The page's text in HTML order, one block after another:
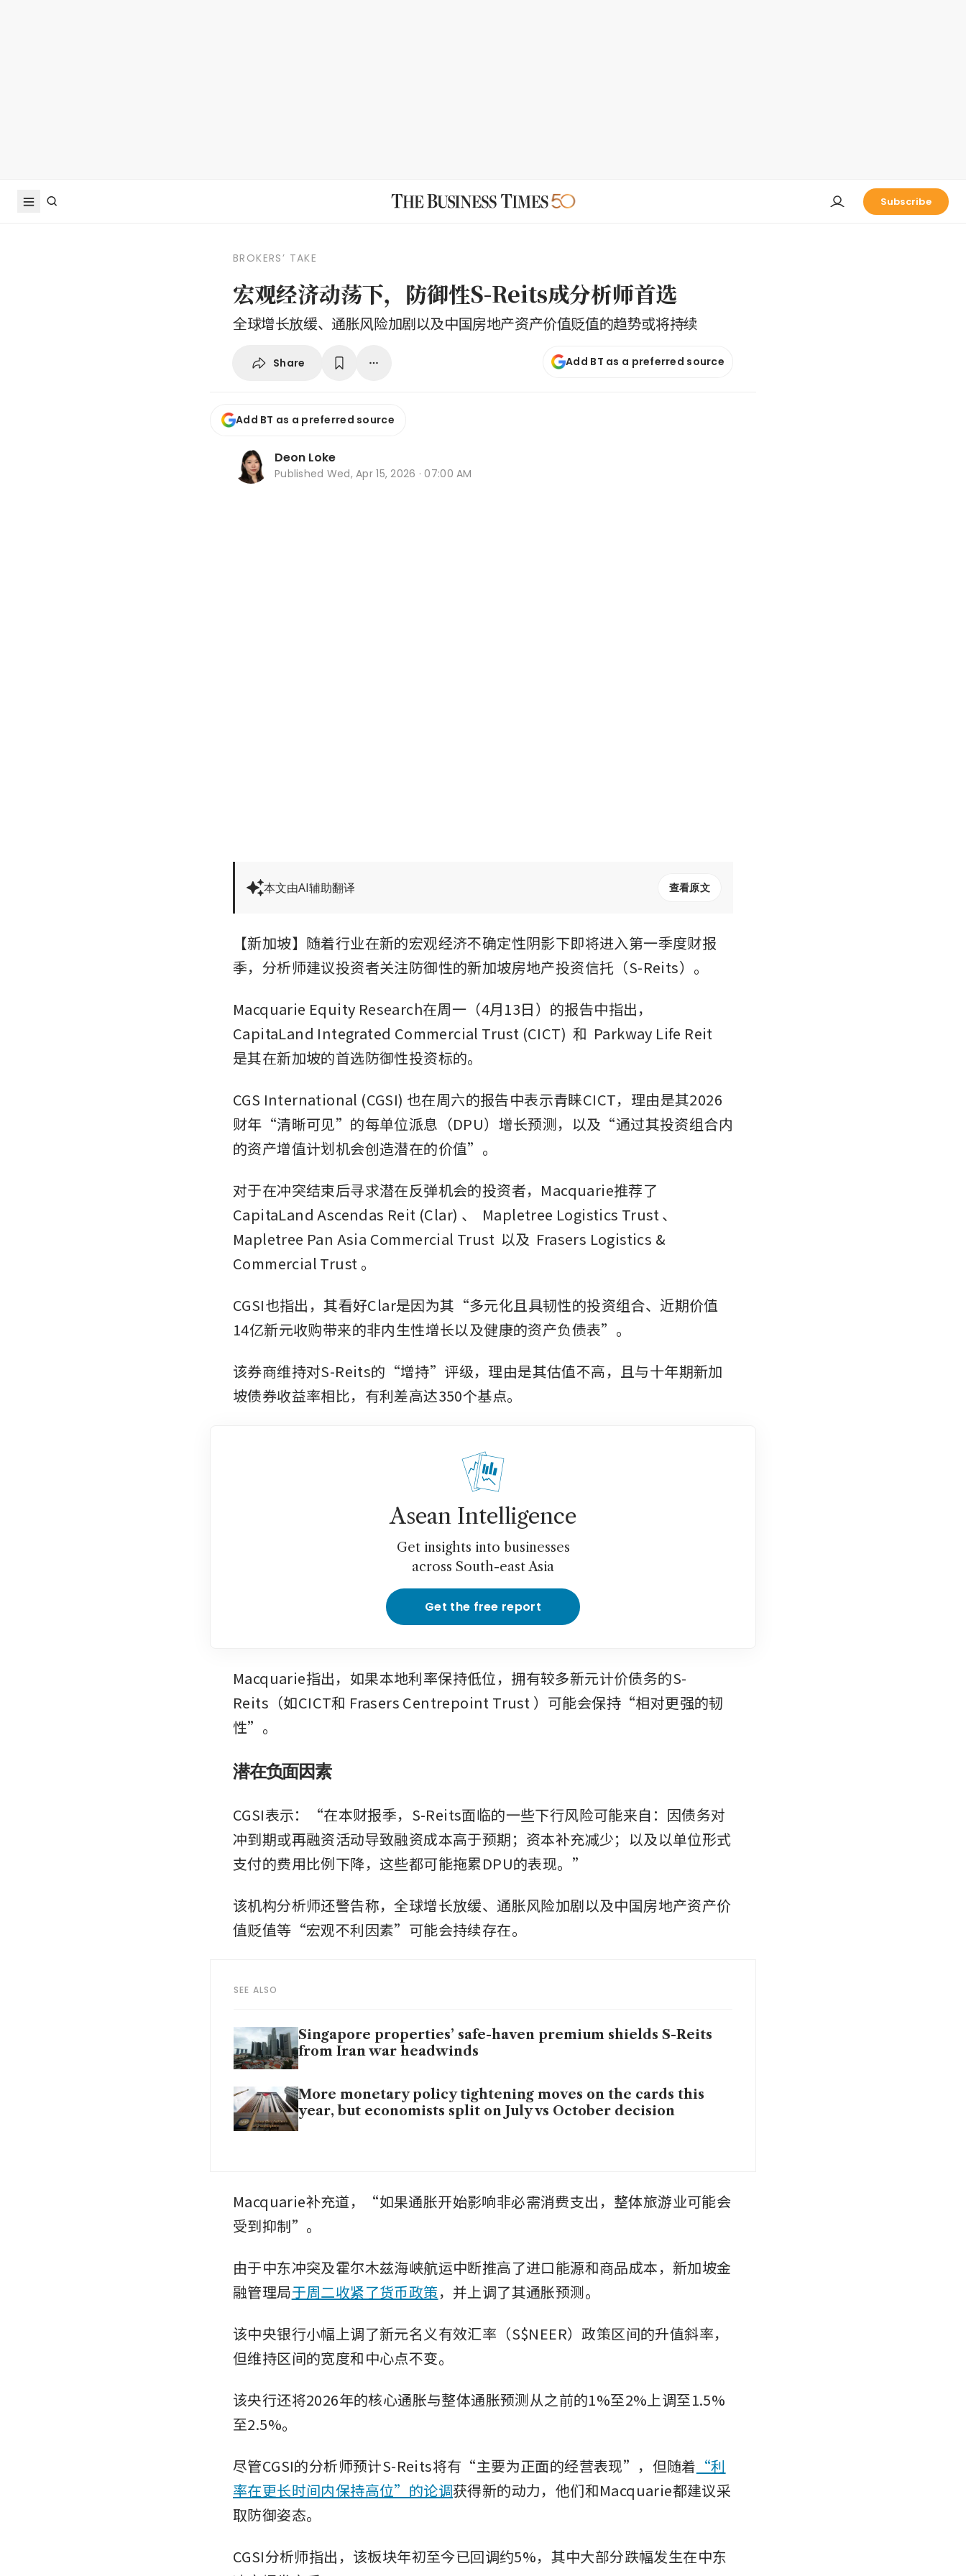
Subscribe
BROKERS’ TAKE
宏观经济动荡下，防御性S-Reits成分析师首选
全球增长放缓、通胀风险加剧以及中国房地产资产价值贬值的趋势或将持续
Share Add BT as a preferred source
Add BT as a preferred source
Deon Loke
Published Wed, Apr 15, 2026 · 07:00 AM
本文由AI辅助翻译 查看原文
【新加坡】随着行业在新的宏观经济不确定性阴影下即将进入第一季度财报
季，分析师建议投资者关注防御性的新加坡房地产投资信托（S-Reits）。
Macquarie Equity Research在周一（4月13日）的报告中指出，
CapitaLand Integrated Commercial Trust (CICT) 和 Parkway Life Reit
是其在新加坡的首选防御性投资标的。
CGS International (CGSI) 也在周六的报告中表示青睐CICT，理由是其2026
财年“清晰可见”的每单位派息（DPU）增长预测，以及“通过其投资组合内
的资产增值计划机会创造潜在的价值”。
对于在冲突结束后寻求潜在反弹机会的投资者，Macquarie推荐了
CapitaLand Ascendas Reit (Clar) 、 Mapletree Logistics Trust 、
Mapletree Pan Asia Commercial Trust 以及 Frasers Logistics &
Commercial Trust 。
CGSI也指出，其看好Clar是因为其“多元化且具韧性的投资组合、近期价值
14亿新元收购带来的非内生性增长以及健康的资产负债表”。
该券商维持对S-Reits的“增持”评级，理由是其估值不高，且与十年期新加
坡债券收益率相比，有利差高达350个基点。
Asean Intelligence
Get insights into businesses
across South-east Asia
Get the free report
Macquarie指出，如果本地利率保持低位，拥有较多新元计价债务的S-
Reits（如CICT和 Frasers Centrepoint Trust ）可能会保持“相对更强的韧
性”。
潜在负面因素
CGSI表示：“在本财报季，S-Reits面临的一些下行风险可能来自：因债务对
冲到期或再融资活动导致融资成本高于预期；资本补充减少；以及以单位形式
支付的费用比例下降，这些都可能拖累DPU的表现。”
该机构分析师还警告称，全球增长放缓、通胀风险加剧以及中国房地产资产价
值贬值等“宏观不利因素”可能会持续存在。
SEE ALSO
Singapore properties’ safe-haven premium shields S-Reits
from Iran war headwinds
More monetary policy tightening moves on the cards this
year, but economists split on July vs October decision
Macquarie补充道，“如果通胀开始影响非必需消费支出，整体旅游业可能会
受到抑制”。
由于中东冲突及霍尔木兹海峡航运中断推高了进口能源和商品成本，新加坡金
融管理局于周二收紧了货币政策，并上调了其通胀预测。
该中央银行小幅上调了新元名义有效汇率（S$NEER）政策区间的升值斜率，
但维持区间的宽度和中心点不变。
该央行还将2026年的核心通胀与整体通胀预测从之前的1%至2%上调至1.5%
至2.5%。
尽管CGSI的分析师预计S-Reits将有“主要为正面的经营表现”，但随着 “利
率在更长时间内保持高位”的论调获得新的动力，他们和Macquarie都建议采
取防御姿态。
CGSI分析师指出，该板块年初至今已回调约5%，其中大部分跌幅发生在中东